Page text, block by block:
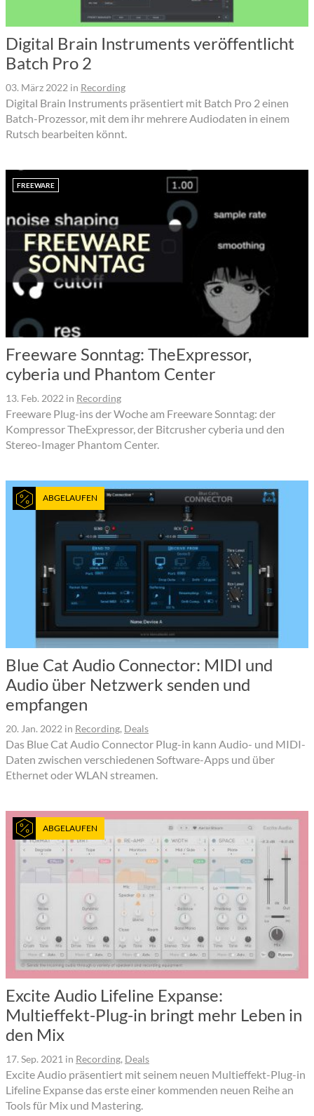
Digital Brain Instruments veröffentlicht
Batch Pro 2
03. März 2022 in Recording
Digital Brain Instruments präsentiert mit Batch Pro 2 einen
Batch-Prozessor, mit dem ihr mehrere Audiodaten in einem
Rutsch bearbeiten könnt.
FREEWARE
Freeware Sonntag: TheExpressor,
cyberia und Phantom Center
13. Feb. 2022 in Recording
Freeware Plug-ins der Woche am Freeware Sonntag: der
Kompressor TheExpressor, der Bitcrusher cyberia und den
Stereo-Imager Phantom Center.
ABGELAUFEN
Blue Cat Audio Connector: MIDI und
Audio über Netzwerk senden und
empfangen
20. Jan. 2022 in Recording, Deals
Das Blue Cat Audio Connector Plug-in kann Audio- und MIDI-
Daten zwischen verschiedenen Software-Apps und über
Ethernet oder WLAN streamen.
ABGELAUFEN
Excite Audio Lifeline Expanse:
Multieffekt-Plug-in bringt mehr Leben in
den Mix
17. Sep. 2021 in Recording, Deals
Excite Audio präsentiert mit seinem neuen Multieffekt-Plug-in
Lifeline Expanse das erste einer kommenden neuen Reihe an
Tools für Mix und Mastering.